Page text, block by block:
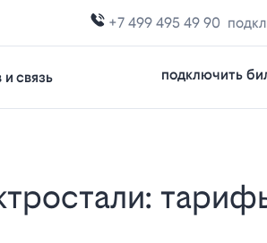
+7 499 495 49 90
и связь подключить